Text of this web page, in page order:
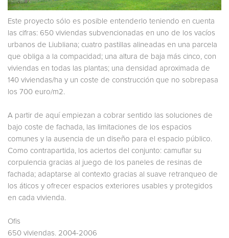
Este proyecto sólo es posible entenderlo teniendo en cuenta
las cifras: 650 viviendas subvencionadas en uno de los vacíos
urbanos de Liubliana; cuatro pastillas alineadas en una parcela
que obliga a la compacidad; una altura de baja más cinco, con
viviendas en todas las plantas; una densidad aproximada de
140 viviendas/ha y un coste de construcción que no sobrepasa
los 700 euro/m2.
A partir de aquí empiezan a cobrar sentido las soluciones de
bajo coste de fachada, las limitaciones de los espacios
comunes y la ausencia de un diseño para el espacio público.
Como contrapartida, los aciertos del conjunto: camuflar su
corpulencia gracias al juego de los paneles de resinas de
fachada; adaptarse al contexto gracias al suave retranqueo de
los áticos y ofrecer espacios exteriores usables y protegidos
en cada vivienda.
Ofis
650 viviendas. 2004-2006